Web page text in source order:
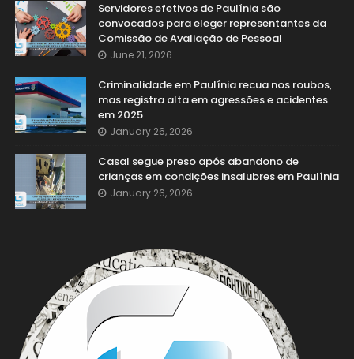
Servidores efetivos de Paulínia são
convocados para eleger representantes da
Comissão de Avaliação de Pessoal
June 21, 2026
Criminalidade em Paulínia recua nos roubos,
mas registra alta em agressões e acidentes
em 2025
January 26, 2026
Casal segue preso após abandono de
crianças em condições insalubres em Paulínia
January 26, 2026